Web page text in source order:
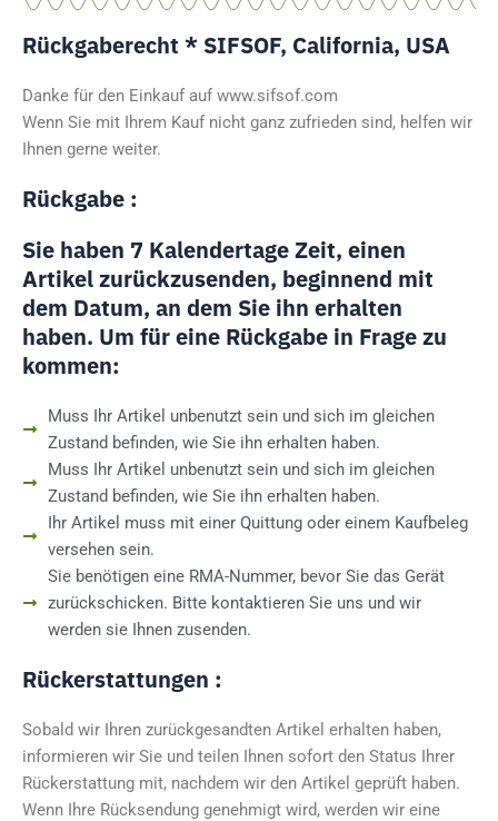
Rückgaberecht * SIFSOF, California, USA
Danke für den Einkauf auf www.sifsof.com
Wenn Sie mit Ihrem Kauf nicht ganz zufrieden sind, helfen wir
Ihnen gerne weiter.
Rückgabe :
Sie haben 7 Kalendertage Zeit, einen
Artikel zurückzusenden, beginnend mit
dem Datum, an dem Sie ihn erhalten
haben. Um für eine Rückgabe in Frage zu
kommen:
Muss Ihr Artikel unbenutzt sein und sich im gleichen
Zustand befinden, wie Sie ihn erhalten haben.
Muss Ihr Artikel unbenutzt sein und sich im gleichen
Zustand befinden, wie Sie ihn erhalten haben.
Ihr Artikel muss mit einer Quittung oder einem Kaufbeleg
versehen sein.
Sie benötigen eine RMA-Nummer, bevor Sie das Gerät
zurückschicken. Bitte kontaktieren Sie uns und wir
werden sie Ihnen zusenden.
Rückerstattungen :
Sobald wir Ihren zurückgesandten Artikel erhalten haben,
informieren wir Sie und teilen Ihnen sofort den Status Ihrer
Rückerstattung mit, nachdem wir den Artikel geprüft haben.
Wenn Ihre Rücksendung genehmigt wird, werden wir eine